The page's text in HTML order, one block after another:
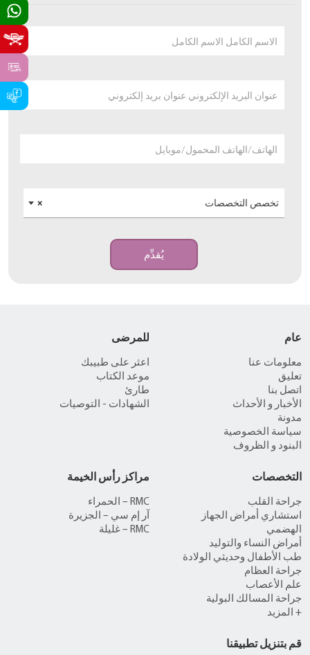
الاسم الكامل الاسم الكامل
عنوان البريد الإلكتروني عنوان بريد إلكتروني
الهاتف/الهاتف المحمول/موبايل
× تخصص التخصصات
يُقدِّم
عام
معلومات عنا
تعليق
اتصل بنا
الأخبار و الأحداث
مدونة
سياسة الخصوصية
البنود و الظروف
للمرضى
اعثر على طبيبك
موعد الكتاب
طارئ
الشهادات - التوصيات
التخصصات
جراحة القلب
استشاري أمراض الجهاز
الهضمي
أمراض النساء والتوليد
طب الأطفال وحديثي الولادة
جراحة العظام
علم الأعصاب
جراحة المسالك البولية
+ المزيد
مراكز رأس الخيمة
RMC – الحمراء
آر إم سي – الجزيرة
RMC – غليلة
قم بتنزيل تطبيقنا